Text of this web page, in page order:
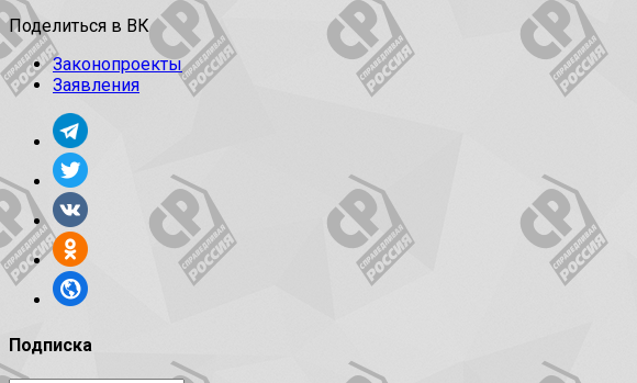
Поделиться в ВК
Законопроекты
Заявления
Подписка